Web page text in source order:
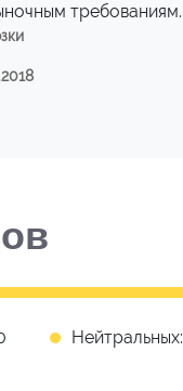
требованиям.
Нейтральных: